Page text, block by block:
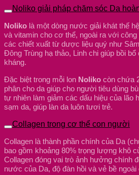
Noliko giải pháp chăm sóc Da
Noliko là một dòng nước giải khát thế
và vitamin cho cơ thể, ngoài ra với
các chiết xuất từ dược liệu quý như
Đông Trùng hạ thảo, Linh chi giúp bồi
kháng.
Đặc biệt trong mỗi lon Noliko còn chứa
phân cho da giúp cho người tiêu dùng
tự nhiên làm giảm các dấu hiệu của lão
sạm da, giúp làn da luôn tươi trẻ.
Collagen trong cơ thể con người
Collagen là thành phần chính của Da
bao gồm khoảng 80% trọng lượng khô
Collagen đóng vai trò ảnh hưởng chính
nước của Da, độ đàn hồi và vẻ bề